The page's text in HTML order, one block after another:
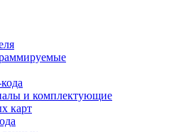
и комплектующие
карт